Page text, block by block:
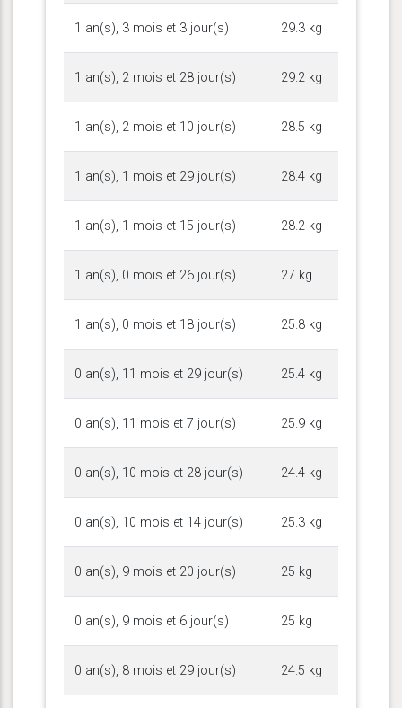
1 an(s), 3 mois et 3 jour(s) 29.3 kg
1 an(s), 2 mois et 28 jour(s) 29.2 kg
1 an(s), 2 mois et 10 jour(s) 28.5 kg
1 an(s), 1 mois et 29 jour(s) 28.4 kg
1 an(s), 1 mois et 15 jour(s) 28.2 kg
1 an(s), 0 mois et 26 jour(s) 27 kg
1 an(s), 0 mois et 18 jour(s) 25.8 kg
0 an(s), 11 mois et 29 jour(s) 25.4 kg
0 an(s), 11 mois et 7 jour(s) 25.9 kg
0 an(s), 10 mois et 28 jour(s) 24.4 kg
0 an(s), 10 mois et 14 jour(s) 25.3 kg
0 an(s), 9 mois et 20 jour(s) 25 kg
0 an(s), 9 mois et 6 jour(s) 25 kg
0 an(s), 8 mois et 29 jour(s) 24.5 kg